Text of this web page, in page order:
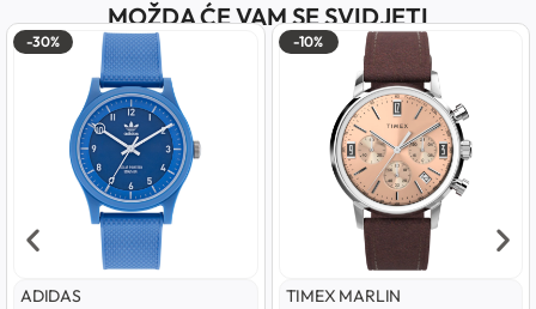
MOŽDA ĆE VAM SE SVIDJETI
-30%
ADIDAS
-10%
TIMEX MARLIN